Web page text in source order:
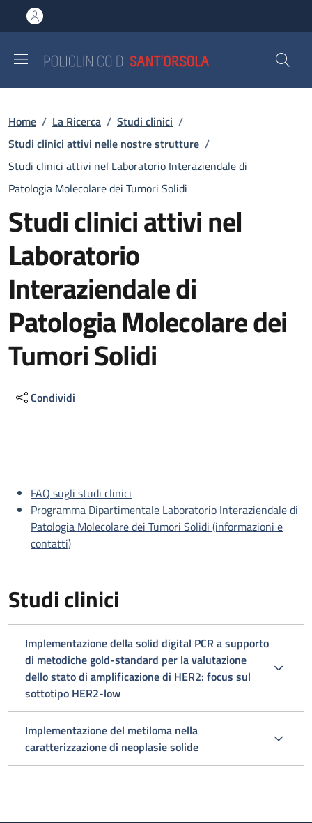
al contenuto principale
to footer content
Briciole di pane
Home / La Ricerca / Studi clinici /
Studi clinici attivi nelle nostre strutture /
Studi clinici attivi nel Laboratorio Interaziendale di
Patologia Molecolare dei Tumori Solidi
Studi clinici attivi nel
Laboratorio
Interaziendale di
Patologia Molecolare dei
Tumori Solidi
Condividi
Descrizione
FAQ sugli studi clinici
Programma Dipartimentale Laboratorio Interaziendale di
Patologia Molecolare dei Tumori Solidi (informazioni e
contatti)
Studi clinici
Implementazione della solid digital PCR a supporto
di metodiche gold-standard per la valutazione
dello stato di amplificazione di HER2: focus sul
sottotipo HER2-low
Implementazione del metiloma nella
caratterizzazione di neoplasie solide